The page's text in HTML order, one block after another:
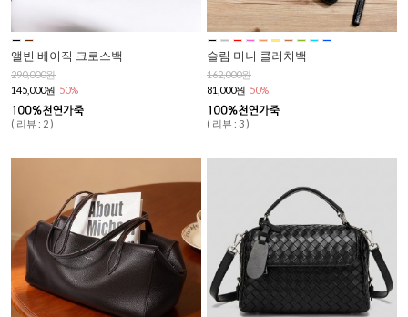
앨빈 베이직 크로스백
290,000원
145,000원 50%
( 리뷰 : 2 )
슬림 미니 클러치백
162,000원
81,000원 50%
( 리뷰 : 3 )